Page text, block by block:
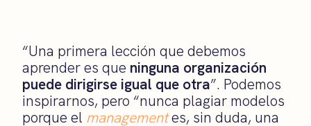
“Una primera lección que debemos
aprender es que ninguna organización
puede dirigirse igual que otra”. Podemos
inspirarnos, pero “nunca plagiar modelos
porque el managementes, sin duda, una